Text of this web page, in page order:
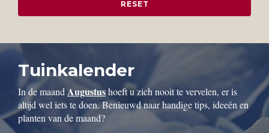
Tuinkalender
In de maand Augustushoeft u zich nooit te vervelen, er is
altijd wel iets te doen. Benieuwd naar handige tips, ideeën en
planten van de maand?